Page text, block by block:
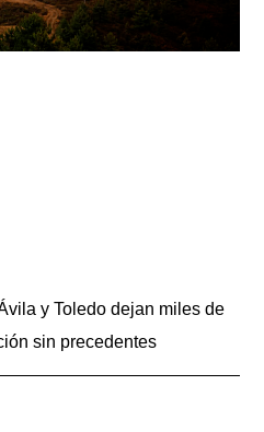
y Toledo dejan miles de
sin precedentes